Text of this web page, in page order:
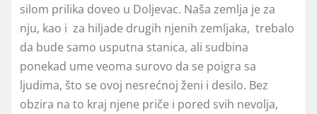
silom prilika doveo u Doljevac. Naša zemlja je za
nju, kao i za hiljade drugih njenih zemljaka, trebalo
da bude samo usputna stanica, ali sudbina
ponekad ume veoma surovo da se poigra sa
ljudima, što se ovoj nesrećnoj ženi i desilo. Bez
obzira na to kraj njene priče i pored svih nevolja,